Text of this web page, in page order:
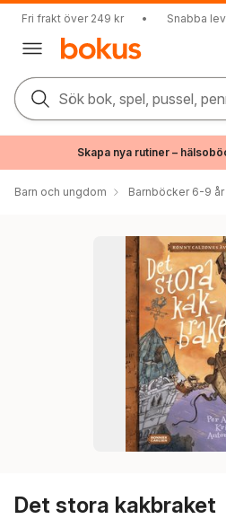
Fri frakt över 249 kr • Snabba
Sök bok, spel, pussel,
Skapa nya rutiner –
Barn och ungdom Barnböcker 6-9 år
Det stora kakbraket